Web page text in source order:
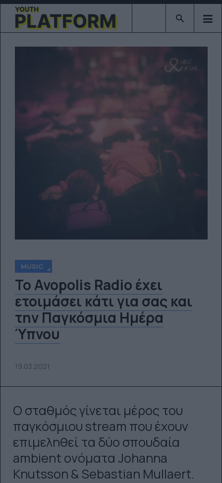
Type 2 or
MUSIC
To Avopolis Radio έχει
ετοιμάσει κάτι για σας και
την Παγκόσμια Ημέρα
Ύπνου
19.03.2021
Ο σταθμός γίνεται μέρος του
παγκόσμιου stream που έχουν
επιμεληθεί τα δύο σπουδαία
ambient ονόματα Johanna
Knutsson & Sebastian Mullaert.